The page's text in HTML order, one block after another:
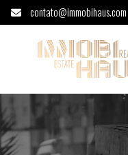
contato@immobihaus.com
Casa à venda em